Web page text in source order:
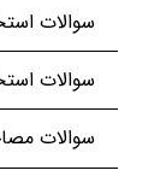
سوالات
سوالات
سوالات